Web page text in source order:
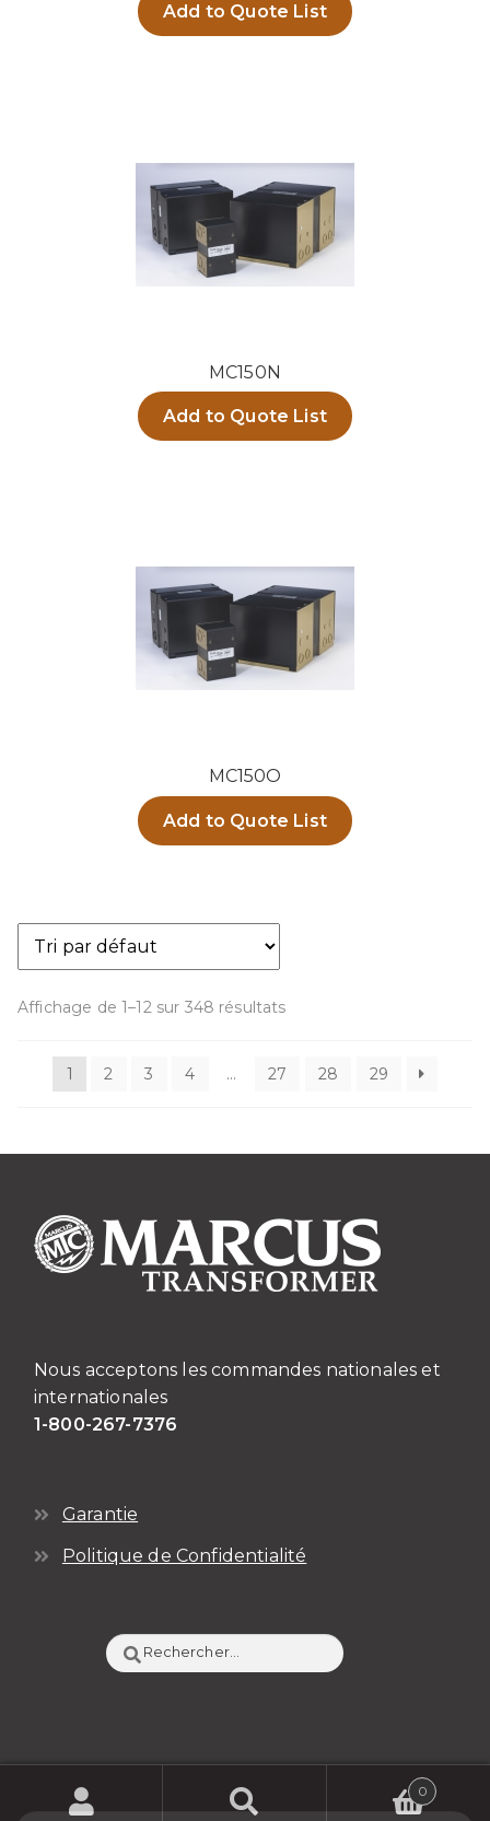
Add to Quote List
MC150N
Add to Quote List
MC150O
Add to Quote List
Affichage de 1–12 sur 348 résultats
1 2 3 4 … 27 28 29
Nous acceptons les commandes nationales et
internationales
1-800-267-7376
Garantie
Politique de Confidentialité
Rechercher :
0